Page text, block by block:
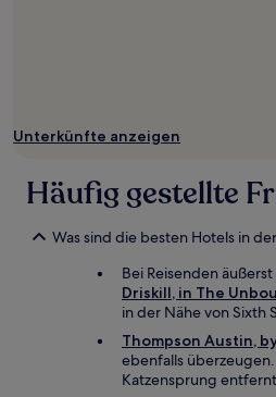
Unterkünfte anzeigen
Häufig gestellte
Was sind die besten Hotels in
Bei Reisenden
Driskill, in The
in der Nähe von Sixth
Thompson Austin,
ebenfalls
Katzensprung